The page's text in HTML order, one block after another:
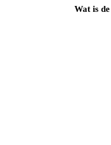
Wat is